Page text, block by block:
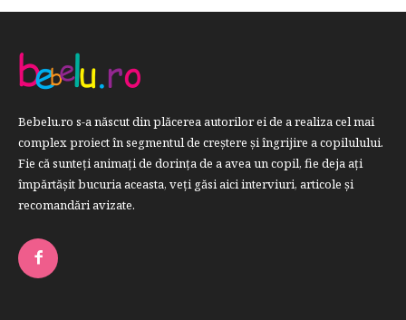
Bebelu.ro s-a născut din plăcerea autorilor ei de a realiza cel mai
complex proiect în segmentul de creştere şi îngrijire a copilulului.
Fie că sunteţi animaţi de dorinţa de a avea un copil, fie deja aţi
împărtăşit bucuria aceasta, veți găsi aici interviuri, articole şi
recomandări avizate.